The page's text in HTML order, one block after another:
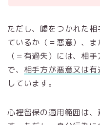
ただし、嘘をつかれた
ているか（＝悪意）、
（＝有過失）には、相
で、 相手方が悪意又は
しています。
心裡留保の適用範囲は